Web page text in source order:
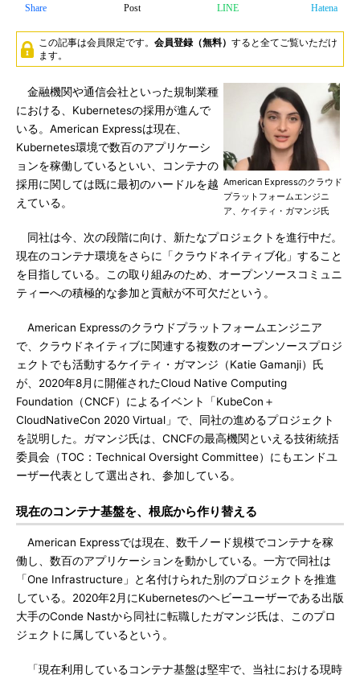
Share Post LINE Hatena
この記事は会員限定です。 会員登録（無料） すると全てご覧いただけ
ます。
American Expressのクラウド
プラットフォームエンジニ
ア、ケイティ・ガマンジ氏
金融機関や通信会社といった規制業種
における、Kubernetesの採用が進んで
いる。American Expressは現在、
Kubernetes環境で数百のアプリケーシ
ョンを稼働しているといい、コンテナの
採用に関しては既に最初のハードルを越
えている。
同社は今、次の段階に向け、新たなプロジェクトを進行中だ。
現在のコンテナ環境をさらに「クラウドネイティブ化」すること
を目指している。この取り組みのため、オープンソースコミュニ
ティーへの積極的な参加と貢献が不可欠だという。
American Expressのクラウドプラットフォームエンジニア
で、クラウドネイティブに関連する複数のオープンソースプロジ
ェクトでも活動するケイティ・ガマンジ（Katie Gamanji）氏
が、2020年8月に開催されたCloud Native Computing
Foundation（CNCF）によるイベント「KubeCon＋
CloudNativeCon 2020 Virtual」で、同社の進めるプロジェクト
を説明した。ガマンジ氏は、CNCFの最高機関といえる技術統括
委員会（TOC：Technical Oversight Committee）にもエンドユ
ーザー代表として選出され、参加している。
現在のコンテナ基盤を、根底から作り替える
American Expressでは現在、数千ノード規模でコンテナを稼
働し、数百のアプリケーションを動かしている。一方で同社は
「One Infrastructure」と名付けられた別のプロジェクトを推進
している。2020年2月にKubernetesのヘビーユーザーである出版
大手のConde Nastから同社に転職したガマンジ氏は、このプロ
ジェクトに属しているという。
「現在利用しているコンテナ基盤は堅牢で、当社における現時